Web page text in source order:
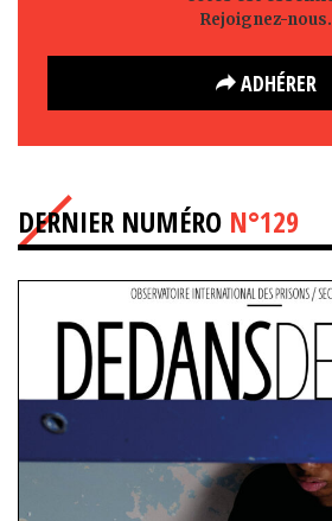
Rejoignez-nous.
ADHÉRER
DERNIER NUMÉRO N°129